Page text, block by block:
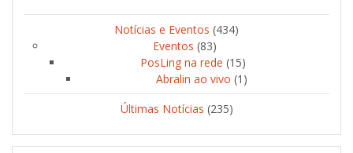
Notícias e Eventos (434)
Eventos (83)
PosLing na rede (15)
Abralin ao vivo (1)
Últimas Notícias (235)